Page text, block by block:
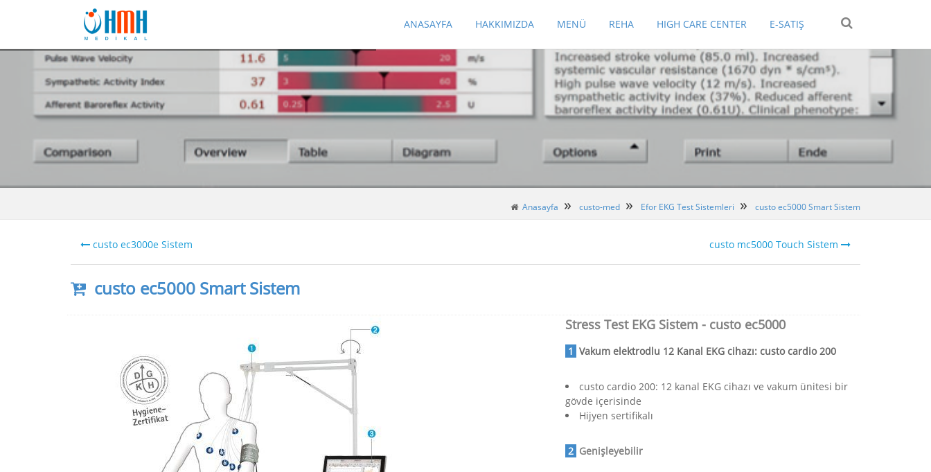
ANASAYFA HAKKIMIZDA MENÜ REHA HIGH CARE CENTER E-SATIŞ
Anasayfa custo-med Efor EKG Test Sistemleri custo ec5000 Smart Sistem
custo ec3000e Sistem custo mc5000 Touch Sistem
custo ec5000 Smart Sistem
Stress Test EKG Sistem - custo ec5000
1 Vakum elektrodlu 12 Kanal EKG cihazı: custo cardio 200
custo cardio 200: 12 kanal EKG cihazı ve vakum ünitesi bir
gövde içerisinde
Hijyen sertifikalı
2 Genişleyebilir